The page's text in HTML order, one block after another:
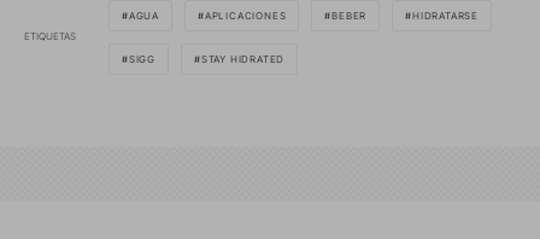
ETIQUETAS
AGUA APLICACIONES BEBER HIDRATARSE
SIGG STAY HIDRATED